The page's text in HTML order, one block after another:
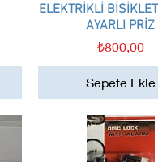
Hızlı Bakış
ELEKTRİKLİ
AYARLI PRİZ
Fiyat
₺800,00
Sepete Ekle